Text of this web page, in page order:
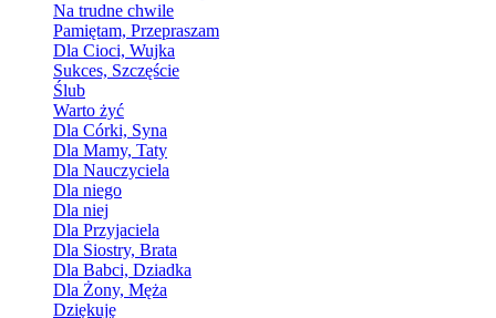
Na trudne chwile
Pamiętam, Przepraszam
Dla Cioci, Wujka
Sukces, Szczęście
Ślub
Warto żyć
Dla Córki, Syna
Dla Mamy, Taty
Dla Nauczyciela
Dla niego
Dla niej
Dla Przyjaciela
Dla Siostry, Brata
Dla Babci, Dziadka
Dla Żony, Męża
Dziękuję